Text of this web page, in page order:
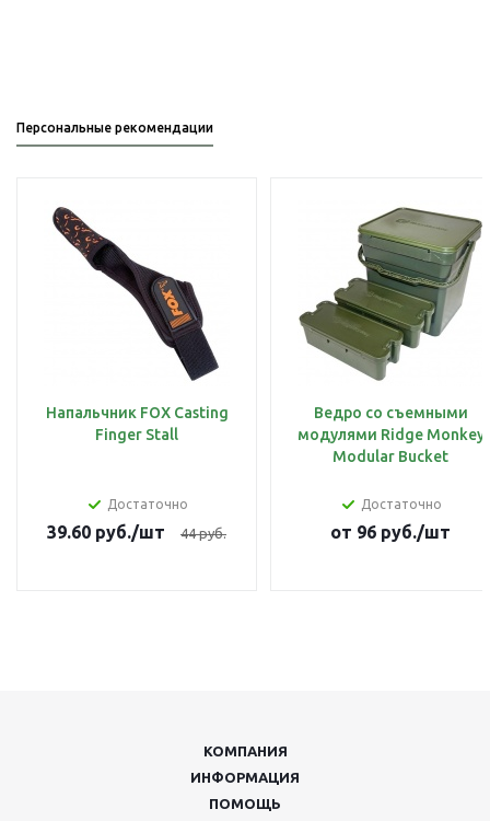
Персональные рекомендации
Напальчник FOX Casting
Finger Stall
Достаточно
39.60 руб./шт 44руб.
Ведро со съемными
модулями Ridge Monkey
Modular Bucket
Достаточно
от 96 руб./шт
КОМПАНИЯ
ИНФОРМАЦИЯ
ПОМОЩЬ